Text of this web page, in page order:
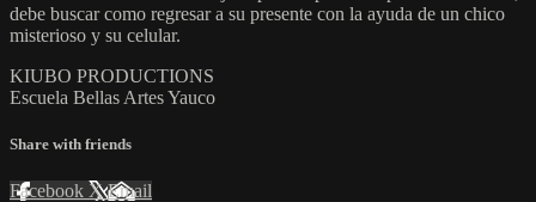
debe buscar como regresar a su presente con la ayuda de un chico
misterioso y su celular.
KIUBO PRODUCTIONS
Escuela Bellas Artes Yauco
Share with friends
Facebook XEmail